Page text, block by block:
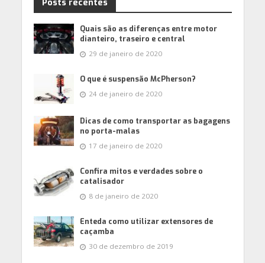
Posts recentes
Quais são as diferenças entre motor
dianteiro, traseiro e central
29 de janeiro de 2020
O que é suspensão McPherson?
24 de janeiro de 2020
Dicas de como transportar as bagagens
no porta-malas
17 de janeiro de 2020
Confira mitos e verdades sobre o
catalisador
8 de janeiro de 2020
Enteda como utilizar extensores de
caçamba
30 de dezembro de 2019